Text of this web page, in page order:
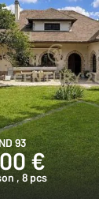
93
€
, 8 pcs